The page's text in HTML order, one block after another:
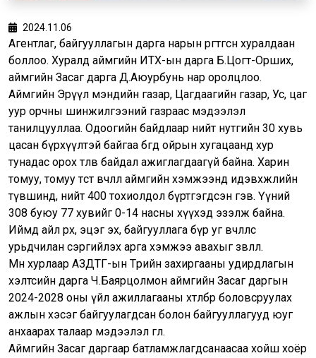
2024.11.06
Агентлаг, байгууллагын дарга нарын өргөтгөсөн хуралдаан
боллоо. Хуралд аймгийн ИТХ-ын дарга Б.Цогт-Орших,
аймгийн Засаг дарга Д.Аюурбунь нар оролцлоо.
Аймгийн Эрүүл мэндийн газар, Цагдаагийн газар, Ус, цаг
уур орчны шинжилгээний газраас мэдээлэл
танилцууллаа. Одоогийн байдлаар нийт нутгийн 30 хувь
цасан бүрхүүлтэй байгаа бөгөөд ойрын хугацаанд хур
тунадас орох төлөв байдал ажиглагдаагүй байна. Харин
томуу, томуу төст өвчлөл аймгийн хэмжээнд идэвхжлийн
түвшинд, нийт 400 тохиолдол бүртгэгдсэн гэв. Үүний
308 буюу 77 хувийг 0-14 насны хүүхэд эзэлж байна.
Иймд айл өрх, эцэг эх, байгууллага бүр уг өвчлөлөөс
урьдчилан сэргийлэх арга хэмжээ авахыг зөвлөлөө.
Мөн хурлаар АЗДТГ-ын Төрийн захиргааны удирдлагын
хэлтсийн дарга Ч.Баярцолмон аймгийн Засаг даргын
2024-2028 оны үйл ажиллагааны хөтөлбөр боловсруулах
ажлын хэсэг байгуулагдсан болон байгууллагууд юуг
анхаарах талаар мэдээлэл өглөө.
Аймгийн Засаг даргаар батламжлагдсанаасаа хойш хоёр